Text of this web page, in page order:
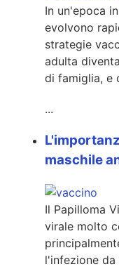
In un'epoca
evolvono
strategie
adulta
di famiglia, e
...
maschile
Il Papilloma
virale molto
l'infezione da